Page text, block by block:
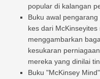
popular di kalangan
Buku awal
kes dari
menggambarkan
kesukaran
mereka yang dinilai
Buku "McKinsey